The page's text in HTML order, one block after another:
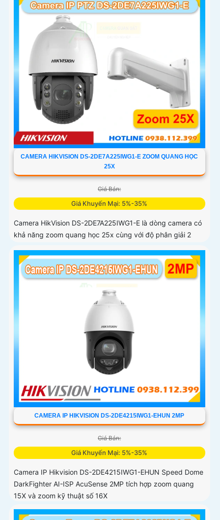
CAMERA HIKVISION DS-2DE7A225IWG1-E ZOOM QUANG HỌC
25X
Giá Bán:
Giá Khuyến Mại: 5%-35%
Camera HikVision DS-2DE7A225IWG1-E là dòng camera có
khả năng zoom quang học 25x cùng với độ phân giải 2
CAMERA IP HIKVISION DS-2DE4215IWG1-EHUN 2MP
Giá Bán:
Giá Khuyến Mại: 5%-35%
Camera IP Hikvision DS-2DE4215IWG1-EHUN Speed Dome
DarkFighter AI-ISP AcuSense 2MP tích hợp zoom quang
15X và zoom kỹ thuật số 16X